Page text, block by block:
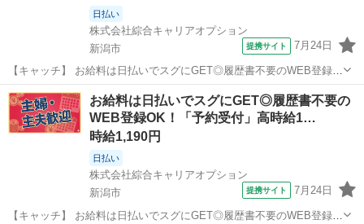
日払い
株式会社綜合キャリアオプション
新潟市
提携サイト 7月24日
【キャッチ】 お給料は日払いでスグにGET◎履歴書不要のWEB登録
OK！「携帯電話の契約・料金の問合せ対応」高時給1270円！新潟周
辺！20代～40代のスタッフが多数活躍中★ 【コメント】 製造のお仕
事をお探しにおススメ♪...
新潟 新潟市 その他
お給料は日払いでスグにGET◎履歴書不要の
WEB登録OK！「予約受付」高時給1…
時給1,190円
日払い
株式会社綜合キャリアオプション
新潟市
提携サイト 7月24日
【キャッチ】 お給料は日払いでスグにGET◎履歴書不要のWEB登録